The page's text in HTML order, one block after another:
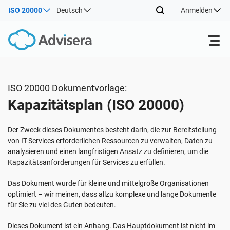
ISO 20000 Deutsch Anmelden
ISO 27001
NIS2
ISO 42001
Kostenlose Ressourcen
Nach Typ
Sonstiges
Industrien
IT und SaaS Unternehmen
Kontakt
ISO 20000 Dokumentvorlage:
Kapazitätsplan (ISO 20000)
Der Zweck dieses Dokumentes besteht darin, die zur Bereitstellung
von IT-Services erforderlichen Ressourcen zu verwalten, Daten zu
analysieren und einen langfristigen Ansatz zu definieren, um die
Kapazitätsanforderungen für Services zu erfüllen.
Das Dokument wurde für kleine und mittelgroße Organisationen
optimiert – wir meinen, dass allzu komplexe und lange Dokumente
für Sie zu viel des Guten bedeuten.
Dieses Dokument ist ein Anhang. Das Hauptdokument ist nicht im